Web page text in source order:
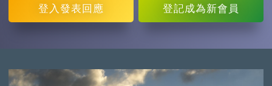
登入 發表回應 登記成為新會員